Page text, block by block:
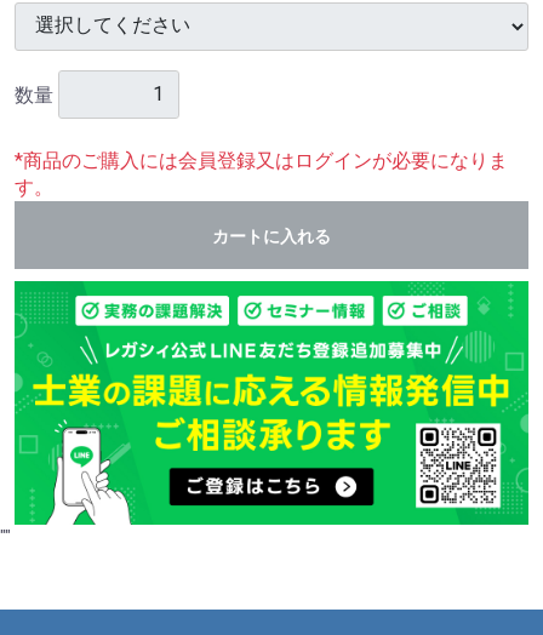
数量
*商品のご購入には会員登録又はログインが必要になりま
す。
カートに入れる
""